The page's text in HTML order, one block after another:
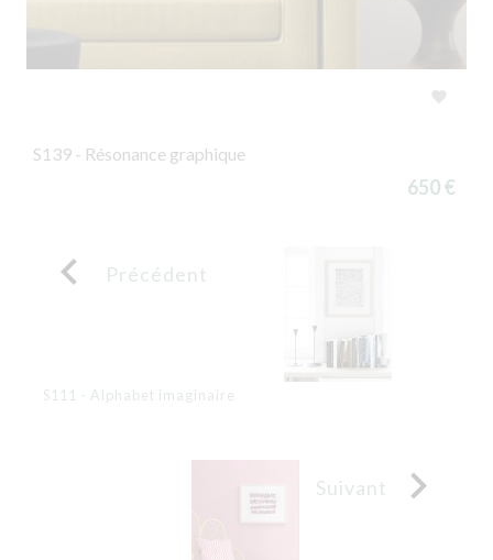

S139 - Résonance graphique
650 €
 Précédent
S111 - Alphabet imaginaire
Suivant 